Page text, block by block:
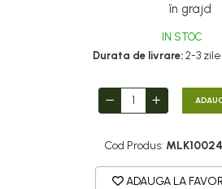
în grajd
IN STOC
Durata de livrare:2-3 zile
Cod Produs:
ADAUGA LA